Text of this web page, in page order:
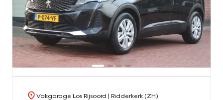
Vakgarage Los Rijsoord | Ridderkerk (ZH)